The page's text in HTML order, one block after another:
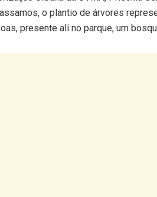
o plantio de árvores
presente ali no parque, um